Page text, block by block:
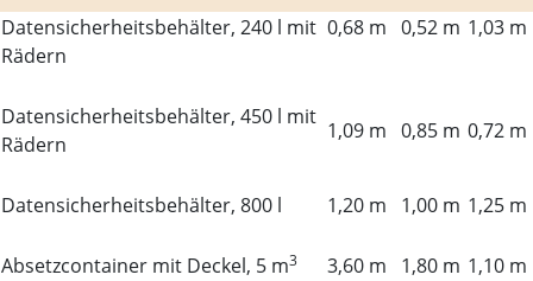
Datensicherheitsbehälter, 240 l mit
Rädern
0,68 m 0,52 m 1,03 m
Datensicherheitsbehälter, 450 l mit
Rädern
1,09 m 0,85 m 0,72 m
Datensicherheitsbehälter, 800 l 1,20 m 1,00 m 1,25 m
Absetzcontainer mit Deckel, 5 m3 3,60 m 1,80 m 1,10 m